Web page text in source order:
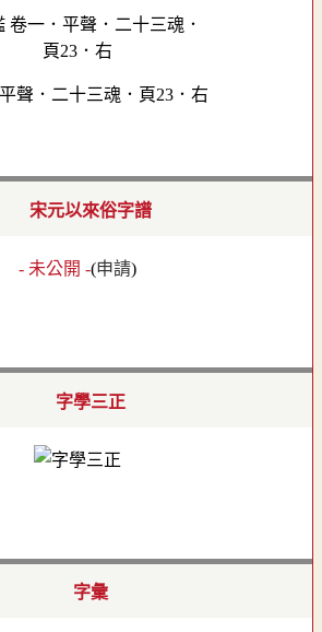
聲．二十三魂．頁23．右
宋元以來俗字譜
- 未公開 -(申請)
字學三正
字彙